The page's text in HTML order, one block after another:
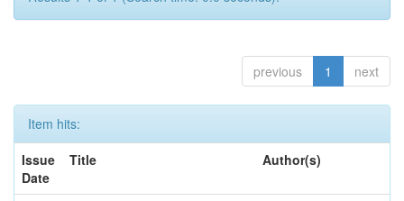
previous 1 next
Item hits:
Issue
Date
Title Author(s)